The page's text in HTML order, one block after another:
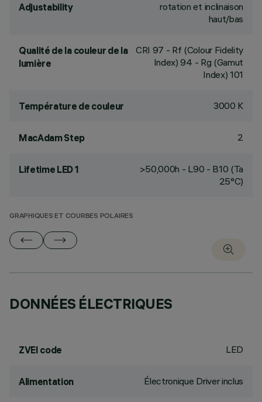
Adjustability
rotation et inclinaison
haut/bas
Qualité de la couleur de la
lumière
CRI 97 - Rf (Colour Fidelity
Index) 94 - Rg (Gamut
Index) 101
Température de couleur 3000 K
MacAdam Step 2
Lifetime LED 1
>50,000h - L90 - B10 (Ta
25°C)
GRAPHIQUES ET COURBES POLAIRES
DONNÉES ÉLECTRIQUES
ZVEI code LED
Alimentation Électronique Driver inclus